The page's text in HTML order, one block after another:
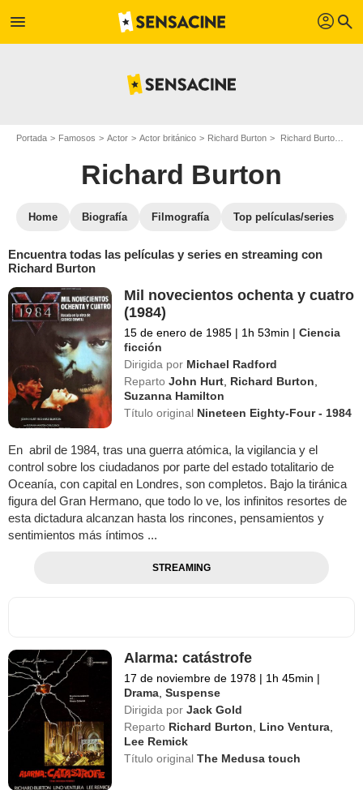
menu profil search
Portada Famosos Actor Actor británico Richard Burton Richard Burton : películas y series online
Richard Burton
Home Biografía Filmografía Top películas/series
Encuentra todas las películas y series en streaming con
Richard Burton
Mil novecientos ochenta y cuatro
(1984)
15 de enero de 1985 | 1h 53min | Ciencia
ficción
Dirigida por Michael Radford
Reparto John Hurt Richard Burton
Suzanna Hamilton
Título original Nineteen Eighty-Four - 1984
En abril de 1984, tras una guerra atómica, la vigilancia y el
control sobre los ciudadanos por parte del estado totalitario de
Oceanía, con capital en Londres, son completos. Bajo la tiránica
figura del Gran Hermano, que todo lo ve, los infinitos resortes de
esta dictadura alcanzan hasta los rincones, pensamientos y
sentimientos más íntimos ...
STREAMING
Alarma: catástrofe
17 de noviembre de 1978 | 1h 45min |
Drama ,Suspense
Dirigida por Jack Gold
Reparto Richard Burton Lino Ventura
Lee Remick
Título originalThe Medusa touch